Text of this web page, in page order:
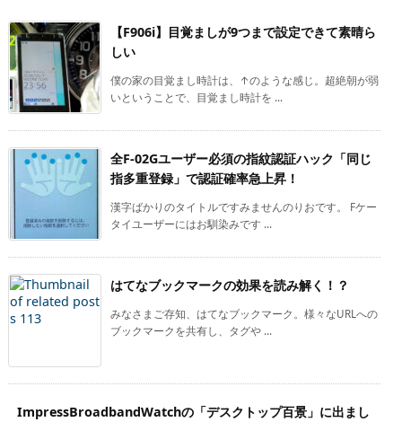
【F906i】目覚ましが9つまで設定できて素晴ら
しい
僕の家の目覚まし時計は、↑のような感じ。超絶朝が弱
いということで、目覚まし時計を ...
全F-02Gユーザー必須の指紋認証ハック「同じ
指多重登録」で認証確率急上昇！
漢字ばかりのタイトルですみませんのりおです。 Fケー
タイユーザーにはお馴染みです ...
はてなブックマークの効果を読み解く！？
みなさまご存知、はてなブックマーク。様々なURLへの
ブックマークを共有し、タグや ...
ImpressBroadbandWatchの「デスクトップ百景」に出まし